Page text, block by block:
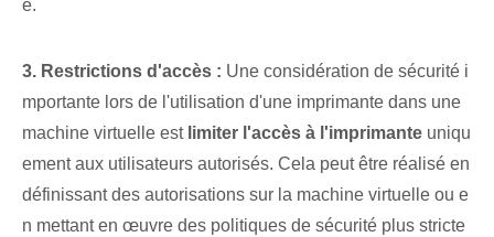
é.
3. Restrictions d'accès : Une considération de sécurité i
mportante lors de l'utilisation d'une imprimante dans une
machine virtuelle est limiter l'accès à l'imprimante uniqu
ement aux utilisateurs autorisés. Cela peut être réalisé en
définissant des autorisations sur la machine virtuelle ou e
n mettant en œuvre des politiques de sécurité plus stricte